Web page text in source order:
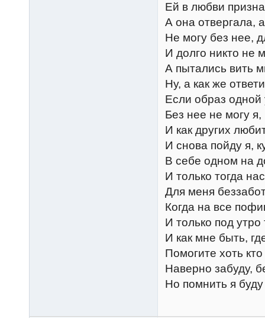
Ей в любви
А она отвергала,
Не могу без нее,
И долго никто не
А пытались вить
Ну, а как же
Если образ одной
Без нее не могу
И как других
И снова пойду я,
В себе одном на
И только тогда
Для меня
Когда на все
И только под
И как мне быть,
Помогите хоть
Наверно забуду,
Но помнить я